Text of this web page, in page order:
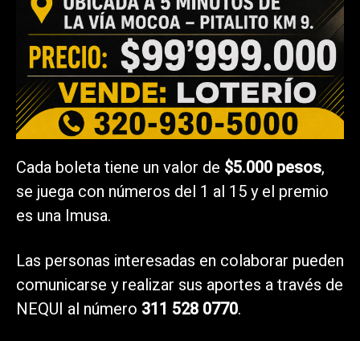
Cada boleta tiene un valor de $5.000 pesos,
se juega con números del 1 al 15 y el premio
es una Imusa.
Las personas interesadas en colaborar pueden
comunicarse y realizar sus aportes a través de
NEQUI al número 311 528 0770.